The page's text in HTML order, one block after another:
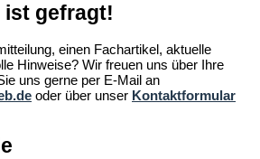
ist gefragt!
einen Fachartikel, aktuelle
Hinweise? Wir freuen uns über Ihre
uns gerne per E-Mail an
oder über unser Kontaktformular